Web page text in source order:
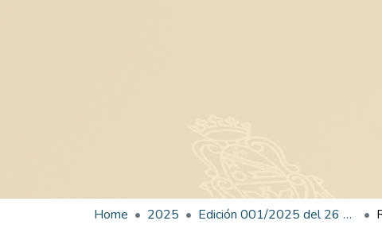
Home 2025 Edición 001/2025 del 26 de mayo de 2025